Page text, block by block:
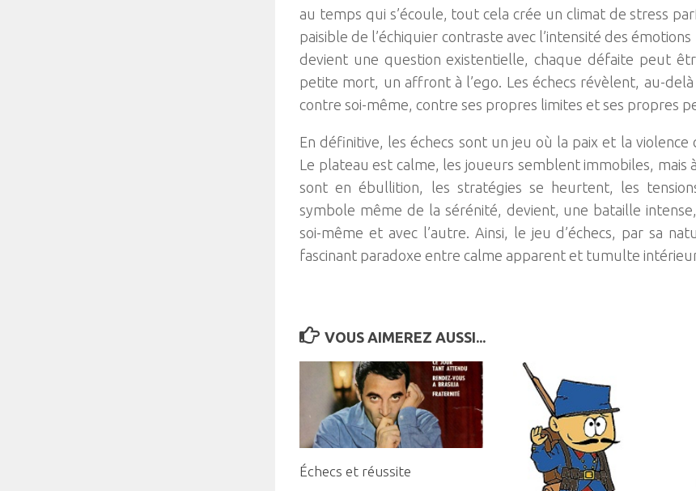
au temps qui s’écoule, tout cela crée un climat de stress
paisible de l’échiquier contraste avec l’intensité des
devient une question existentielle, chaque défaite peut
petite mort, un affront à l’ego. Les échecs révèlent, au-
contre soi-même, contre ses propres limites et ses propres
En définitive, les échecs sont un jeu où la paix et la
Le plateau est calme, les joueurs semblent immobiles, mais
sont en ébullition, les stratégies se heurtent, les
symbole même de la sérénité, devient, une bataille
soi-même et avec l’autre. Ainsi, le jeu d’échecs, par sa
fascinant paradoxe entre calme apparent et tumulte
VOUS AIMEREZ AUSSI...
Échecs et réussite